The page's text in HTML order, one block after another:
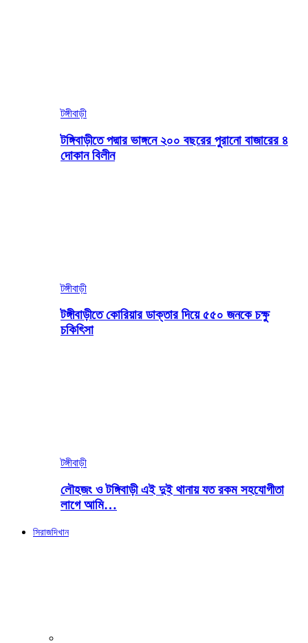
টঙ্গীবাড়ী
টঙ্গিবাড়ীতে পদ্মার ভাঙ্গনে ২০০ বছরের পুরানো বাজারের ৪
দোকান বিলীন
টঙ্গীবাড়ী
টঙ্গীবাড়ীতে কোরিয়ার ডাক্তার দিয়ে ৫৫০ জনকে চক্ষু
চকিৎিসা
টঙ্গীবাড়ী
লৌহজং ও টঙ্গিবাড়ী এই দুই থানায় যত রকম সহযোগীতা
লাগে আমি…
সিরাজদিখান